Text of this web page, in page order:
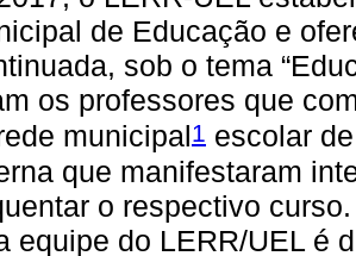
de Educação e
sob o tema
os professores que
municipal1 escolar
que manifestaram
o respectivo
equipe do LERR/UEL é